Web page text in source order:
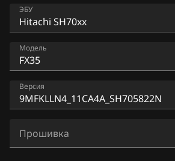
Acura
Alfa Romeo
ATLAS
BAIC
Bentley
ЭБУ
Bosch MED17.7.2
Hitachi BED500-310
Hitachi SH70xx
Hitachi SH7254xx
Модель
EX25
EX37
FX35
Версия
0MFTQD6_11WW8A_SH705828N
Прошивка